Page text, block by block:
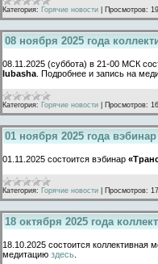
Категория: Горячие новости Просмотров:
08 ноября 2025 года
08.11.2025 (суббота) в 21-00 МСК
lubasha . Подробнее и запись на
Категория: Горячие новости Просмотров:
01 ноября 2025 года вэбинар
01.11.2025 состоится вэбинар
Категория: Горячие новости Просмотров:
18 октября 2025 года
18.10.2025 состоится коллективная
медитацию здесь